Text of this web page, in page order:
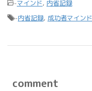
-マインド, 内省記録
-内省記録, 成功者マインド
comment